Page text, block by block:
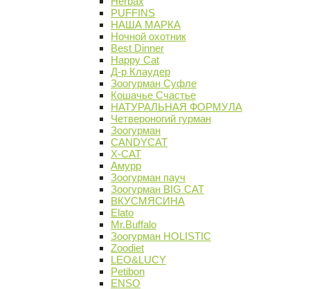
PUFFINS
НАША МАРКА
Ночной охотник
Best Dinner
Happy Cat
Д-р Клаудер
Зоогурман Суфле
Кошачье Счастье
НАТУРАЛЬНАЯ ФОРМУЛА
Четвероногий гурман
Зоогурман
CANDYCAT
X-CAT
Амурр
Зоогурман пауч
Зоогурман BIG CAT
ВКУСМЯСИНА
Elato
Mr.Buffalo
Зоогурман HOLISTIC
Zoodiet
LEO&LUCY
Petibon
ENSO